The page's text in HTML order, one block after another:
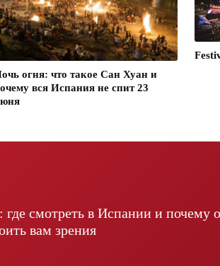
огня: что такое Сан Хуан и
вся Испания не спит 23
где смотреть в Испании и почему
вам зрения